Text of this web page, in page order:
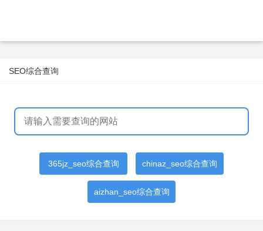
SEO综合查询
365jz_seo综合查询 chinaz_seo综合查询
aizhan_seo综合查询